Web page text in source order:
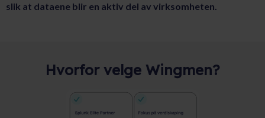
slik at dataene blir en aktiv del av virksomheten.
Hvorfor velge Wingmen?